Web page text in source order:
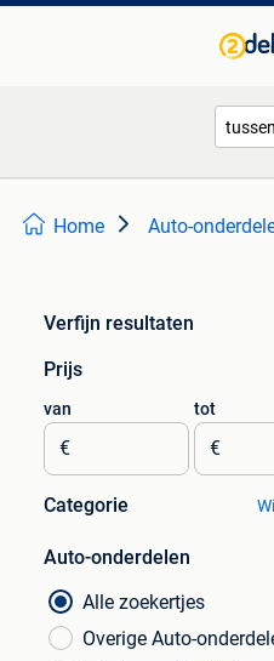
Home Auto-
Verfijn resultaten
Prijs
van
€
tot
€
Categorie
Auto-onderdelen
Alle zoekertjes
Overige Auto-